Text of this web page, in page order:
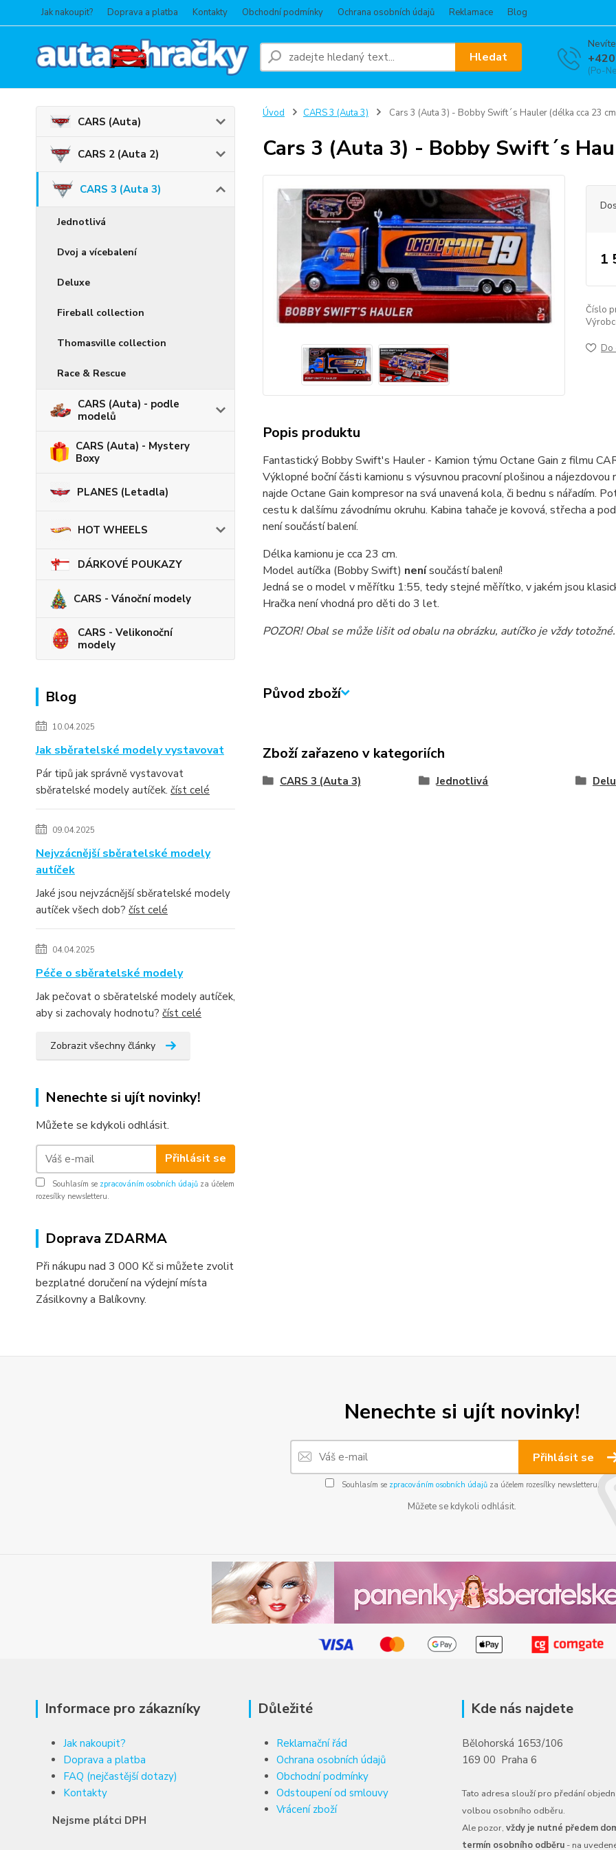
Jak nakoupit? Doprava a platba Kontakty Obchodní podmínky Ochrana osobních údajů Reklamace Blog
Hledat
(Po-
CARS (Auta)
CARS 2 (Auta 2)
CARS 3 (Auta 3)
Jednotlivá
Dvoj a vícebalení
Deluxe
Fireball collection
Thomasville collection
Race & Rescue
CARS (Auta) - podle
modelů
CARS (Auta) - Mystery
Boxy
PLANES (Letadla)
HOT WHEELS
DÁRKOVÉ POUKAZY
CARS - Vánoční modely
CARS - Velikonoční
modely
Blog
10.04.2025
Jak sběratelské modely vystavovat
Pár tipů jak správně vystavovat
sběratelské modely autíček. číst celé
09.04.2025
Nejvzácnější sběratelské modely
autíček
Jaké jsou nejvzácnější sběratelské modely
autíček všech dob? číst celé
04.04.2025
Péče o sběratelské modely
Jak pečovat o sběratelské modely autíček,
aby si zachovaly hodnotu? číst celé
Zobrazit všechny články
Nenechte si ujít novinky!
Můžete se kdykoli odhlásit.
Přihlásit se
Souhlasím se zpracováním osobních údajů za účelem
rozesílky newsletteru.
Doprava ZDARMA
Při nákupu nad 3 000 Kč si můžete zvolit
bezplatné doručení na výdejní místa
Zásilkovny a Balíkovny.
Úvod CARS 3 (Auta 3) Cars 3 (Auta 3) - Bobby Swift´s Hauler (délka cca 23
Cars 3 (Auta 3) - Bobby Swift´s
1
Číslo
Do
Popis produktu
Fantastický Bobby Swift's Hauler - Kamion týmu Octane Gain z filmu
Výklopné boční části kamionu s výsuvnou pracovní plošinou a
najde Octane Gain kompresor na svá unavená kola, či bednu s nářadím.
cestu k dalšímu závodnímu okruhu. Kabina tahače je kovová, střecha a
není součástí balení.
Délka kamionu je cca 23 cm.
Model autíčka (Bobby Swift) nenísoučástí balení!
Jedná se o model v měřítku 1:55, tedy stejné měřítko, v jakém jsou
Hračka není vhodná pro děti do 3 let.
POZOR! Obal se může lišit od obalu na obrázku, autíčko je vždy totožné.
Původ zboží
Zboží zařazeno v kategoriích
CARS 3 (Auta 3) Jednotlivá
Nenechte si ujít novinky!
Přihlásit se
Souhlasím se zpracováním osobních údajůza účelem rozesílky newsletteru.
Můžete se kdykoli odhlásit.
Informace pro zákazníky
Jak nakoupit?
Doprava a platba
FAQ (nejčastější dotazy)
Kontakty
Nejsme plátci DPH
Důležité
Reklamační řád
Ochrana osobních údajů
Obchodní podmínky
Odstoupení od smlouvy
Vrácení zboží
Kde nás najdete
Bělohorská 1653/106
169 00 Praha 6
Tato adresa slouží pro předání
volbou osobního odběru.
Ale pozor, vždy je nutné předem
termín osobního odběru - na